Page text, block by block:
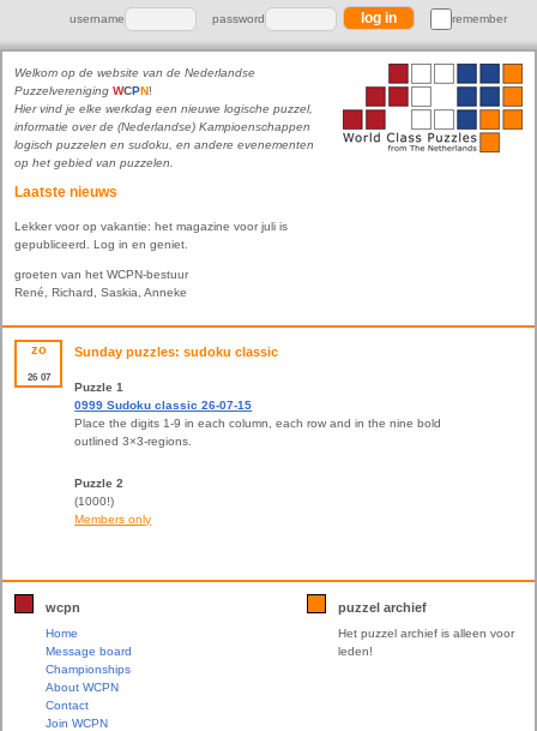
username password remember
Welkom op de website van de Nederlandse
Puzzelvereniging WCPN!
Hier vind je elke werkdag een nieuwe logische puzzel,
informatie over de (Nederlandse) Kampioenschappen
logisch puzzelen en sudoku, en andere evenementen
op het gebied van puzzelen.
Laatste nieuws
Lekker voor op vakantie: het magazine voor juli is
gepubliceerd. Log in en geniet.
groeten van het WCPN-bestuur
René, Richard, Saskia, Anneke
zo
26 07
Sunday puzzles: sudoku classic
Puzzle 1
0999 Sudoku classic 26-07-15
Place the digits 1-9 in each column, each row and in the nine bold
outlined 3×3-regions.
Puzzle 2
(1000!)
Members only
wcpn
Home
Message board
Championships
About WCPN
Contact
Join WCPN
puzzel archief
Het puzzel archief is alleen voor
leden!